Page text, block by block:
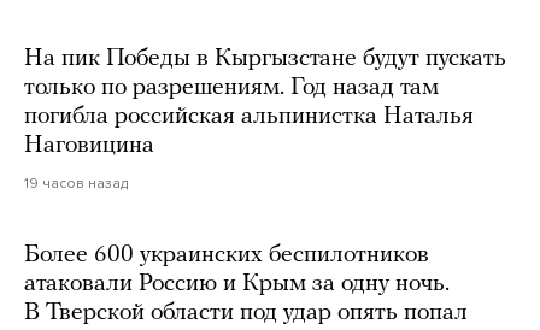
На пик Победы в Кыргызстане будут пускать
только по разрешениям. Год назад там
погибла российская альпинистка Наталья
Наговицина
19 часов назад
Более 600 украинских беспилотников
атаковали Россию и Крым за одну ночь.
В Тверской области под удар опять попал